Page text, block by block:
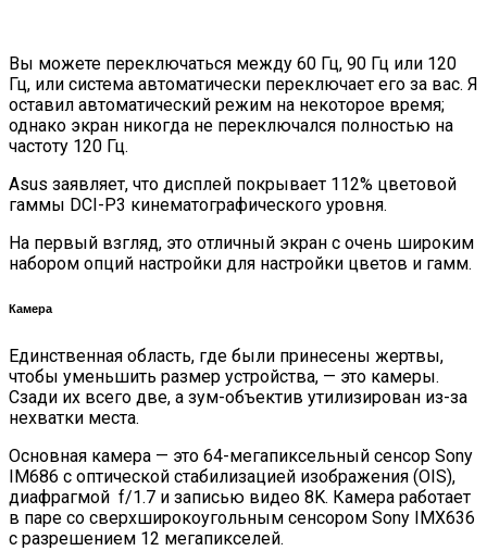
Вы можете переключаться между 60 Гц, 90 Гц или 120
Гц, или система автоматически переключает его за вас. Я
оставил автоматический режим на некоторое время;
однако экран никогда не переключался полностью на
частоту 120 Гц.
Asus заявляет, что дисплей покрывает 112% цветовой
гаммы DCI-P3 кинематографического уровня.
На первый взгляд, это отличный экран с очень широким
набором опций настройки для настройки цветов и гамм.
Камера
Единственная область, где были принесены жертвы,
чтобы уменьшить размер устройства, — это камеры.
Сзади их всего две, а зум-объектив утилизирован из-за
нехватки места.
Основная камера — это 64-мегапиксельный сенсор Sony
IM686 с оптической стабилизацией изображения (OIS),
диафрагмой f/1.7 и записью видео 8K. Камера работает
в паре со сверхширокоугольным сенсором Sony IMX636
с разрешением 12 мегапикселей.